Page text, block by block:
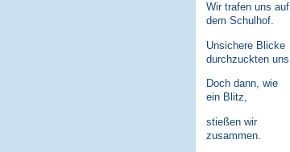
Wir trafen uns auf
dem Schulhof.
Unsichere Blicke
durchzuckten uns.
Doch dann, wie
ein Blitz,
stießen wir
zusammen.